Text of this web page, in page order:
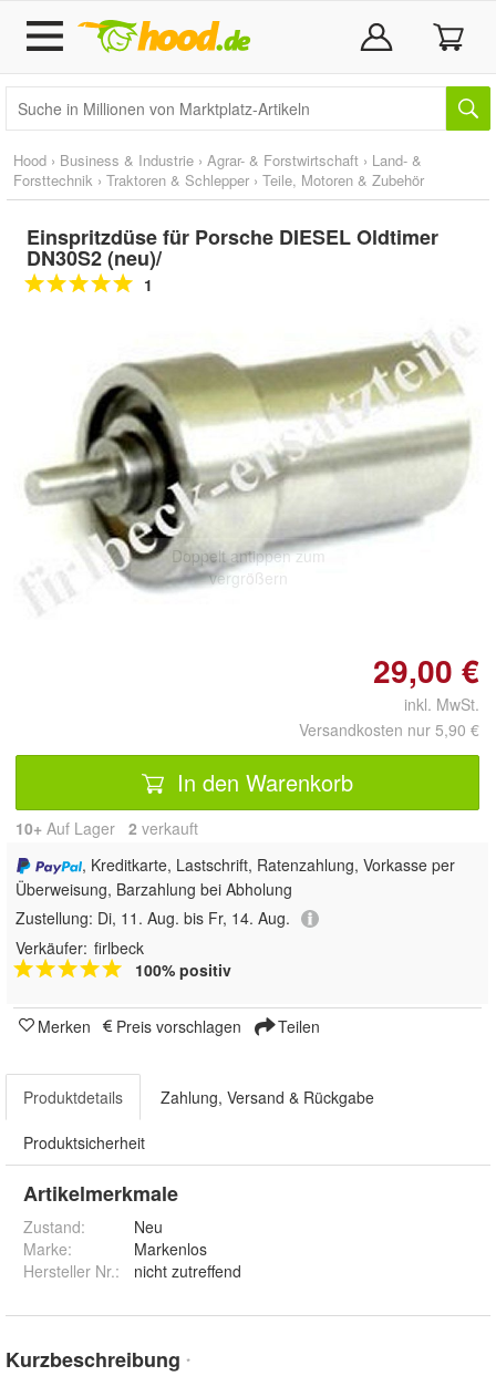
Hood › Business & Industrie › Agrar- & Forstwirtschaft › Land- &
Forsttechnik › Traktoren & Schlepper › Teile, Motoren & Zubehör
Einspritzdüse für Porsche DIESEL Oldtimer
DN30S2 (neu)/
1
Doppelt antippen zum
vergrößern
29,00 €
inkl. MwSt.
Versandkosten nur 5,90 €
In den Warenkorb
10+ Auf Lager 2 verkauft
, Kreditkarte, Lastschrift, Ratenzahlung, Vorkasse per
Überweisung, Barzahlung bei Abholung
Zustellung: Di, 11. Aug. bis Fr, 14. Aug.
Verkäufer: firlbeck
100% positiv
Merken Preis vorschlagen Teilen
Produktdetails Zahlung, Versand & Rückgabe
Produktsicherheit
Artikelmerkmale
Zustand:
Neu
Marke:
Markenlos
Hersteller Nr.:
nicht zutreffend
Kurzbeschreibung *